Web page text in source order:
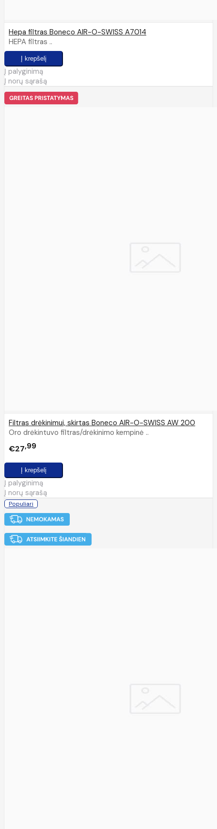
Hepa filtras Boneco AIR-O-SWISS A7014
HEPA filtras ..
Į palyginimą
Į norų sąrašą
Filtras drėkinimui, skirtas Boneco AIR-O-SWISS AW 200
Oro drėkintuvo filtras/drėkinimo kempinė ..
€27 99
Į palyginimą
Į norų sąrašą
Populiari